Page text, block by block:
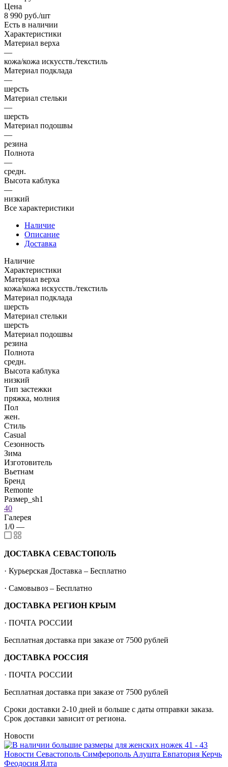
Цена
8 990 руб./шт
Есть в наличии
Характеристики
Материал верха
—
кожа/кожа искусств./текстиль
Материал подклада
—
шерсть
Материал стельки
—
шерсть
Материал подошвы
—
резина
Полнота
—
средн.
Высота каблука
—
низкий
Все характеристики
Наличие
Описание
Доставка
Наличие
Характеристики
Материал верха
кожа/кожа искусств./текстиль
Материал подклада
шерсть
Материал стельки
шерсть
Материал подошвы
резина
Полнота
средн.
Высота каблука
низкий
Тип застежки
пряжка, молния
Пол
жен.
Стиль
Casual
Сезонность
Зима
Изготовитель
Вьетнам
Бренд
Remonte
Размер_sh1
40
Галерея
1/0 —
ДОСТАВКА СЕВАСТОПОЛЬ
· Курьерская Доставка – Бесплатно
· Самовывоз – Бесплатно
ДОСТАВКА РЕГИОН КРЫМ
· ПОЧТА РОССИИ
Бесплатная доставка при заказе от 7500 рублей
ДОСТАВКА РОССИЯ
· ПОЧТА РОССИИ
Бесплатная доставка при заказе от 7500 рублей
Сроки доставки 2-10 дней и больше с даты отправки заказа.
Срок доставки зависит от региона.
Новости